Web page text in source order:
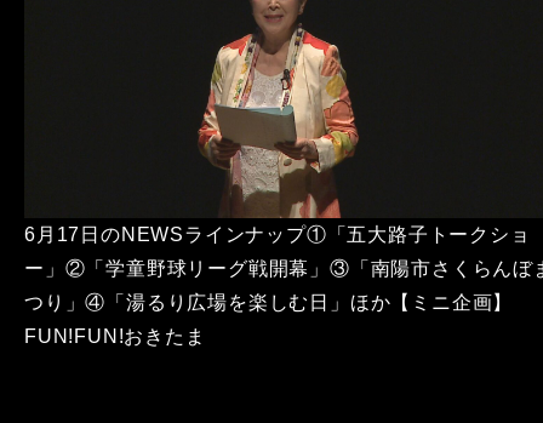
6月17日のNEWSラインナップ①「五大路子トークショ
ー」②「学童野球リーグ戦開幕」③「南陽市さくらんぼ
つり」④「湯るり広場を楽しむ日」ほか【ミニ企画】
FUN!FUN!おきたま